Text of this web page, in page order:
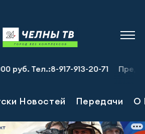
Тел.:8-917-913-20-71
Новостей Передачи О